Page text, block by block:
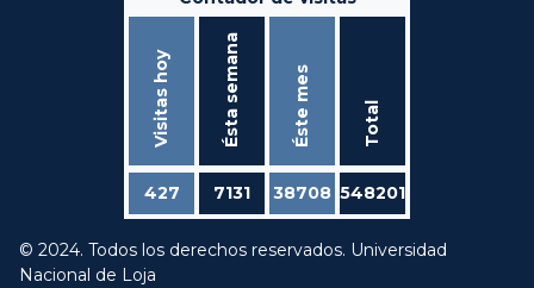
Visitas hoy Ésta semana Éste mes Total
427 7131 38708 548201
© 2024. Todos los derechos reservados. Universidad
Nacional de Loja